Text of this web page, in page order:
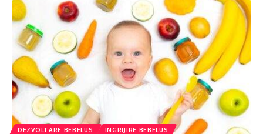
DEZVOLTARE BEBELUS
INGRIJIRE BEBELUS